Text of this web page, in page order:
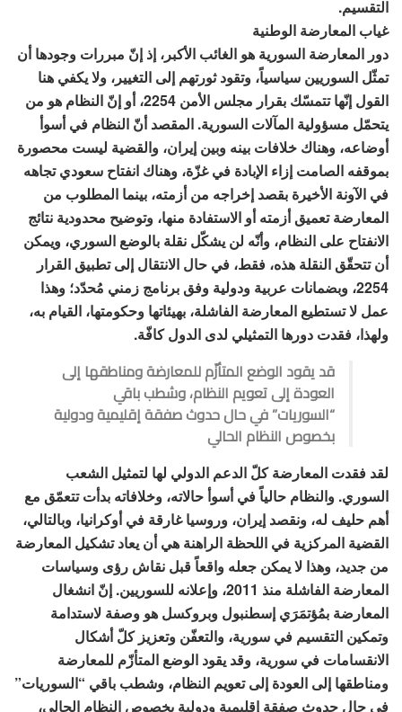
التقسيم.
غياب المعارضة الوطنية
دور المعارضة السورية هو الغائب الأكبر، إذ إنّ مبررات وجودها أن
تمثّل السوريين سياسياً، وتقود ثورتهم إلى التغيير، ولا يكفي هنا
القول إنّها تتمسّك بقرار مجلس الأمن 2254، أو إنّ النظام هو من
يتحمّل مسؤولية المآلات السورية. المقصد أنّ النظام في أسوأ
أوضاعه، وهناك خلافات بينه وبين إيران، والقضية ليست محصورة
بموقفه الصامت إزاء الإبادة في غزّة، وهناك انفتاح سعودي تجاهه
في الآونة الأخيرة بقصد إخراجه من أزمته، بينما المطلوب من
المعارضة تعميق أزمته أو الاستفادة منها، وتوضيح محدودية نتائج
الانفتاح على النظام، وأنّه لن يشكّل نقلة بالوضع السوري، ويمكن
أن تتحقّق النقلة هذه، فقط، في حال الانتقال إلى تطبيق القرار
2254، وبضمانات عربية ودولية وفق برنامج زمني مُحدّد؛ وهذا
عمل لا تستطيع المعارضة الفاشلة، بهيئاتها وحكومتها، القيام به،
ولهذا، فقدت دورها التمثيلي لدى الدول كافّة.
قد يقود الوضع المتأزّم للمعارضة ومناطقها إلى
العودة إلى تعويم النظام، وشطب باقي
“السوريات” في حال حدوث صفقة إقليمية ودولية
بخصوص النظام الحالي
لقد فقدت المعارضة كلّ الدعم الدولي لها لتمثيل الشعب
السوري. والنظام حالياً في أسوأ حالاته، وخلافاته بدأت تتعمّق مع
أهم حليف له، ونقصد إيران، وروسيا غارقة في أوكرانيا، وبالتالي،
القضية المركزية في اللحظة الراهنة هي أن يعاد تشكيل المعارضة
من جديد، وهذا لا يمكن جعله واقعاً قبل نقاش رؤى وسياسات
المعارضة الفاشلة منذ 2011، وإعلانه للسوريين. إنّ انشغال
المعارضة بمُؤتمَرَي إسطنبول وبروكسل هو وصفة لاستدامة
وتمكين التقسيم في سورية، والتعفّن وتعزيز كلّ أشكال
الانقسامات في سورية، وقد يقود الوضع المتأزّم للمعارضة
ومناطقها إلى العودة إلى تعويم النظام، وشطب باقي “السوريات”
في حال حدوث صفقة إقليمية ودولية بخصوص النظام الحالي،